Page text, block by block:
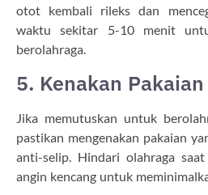
otot kembali rileks dan
waktu sekitar 5-10 menit
berolahraga.
5. Kenakan
Jika memutuskan untuk
pastikan mengenakan pakaian
anti-selip. Hindari olahraga
angin kencang untuk